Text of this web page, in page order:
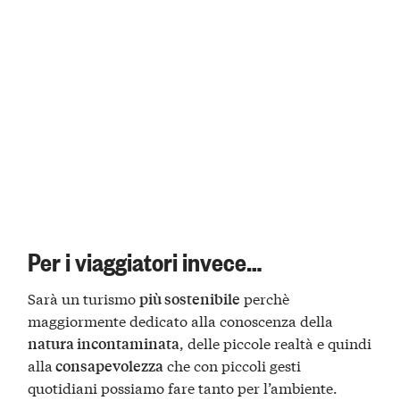
Per i viaggiatori invece…
Sarà un turismopiù sostenibile perchè
maggiormente dedicato alla conoscenza della
natura incontaminata, delle piccole realtà e quindi
alla consapevolezzache con piccoli gesti
quotidiani possiamo fare tanto per l’ambiente.